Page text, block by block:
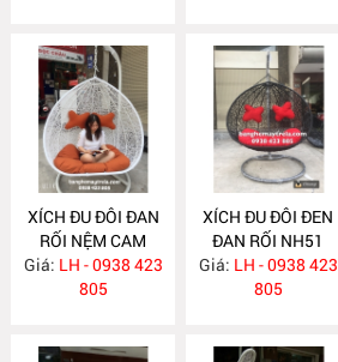
XÍCH ĐU ĐÔI ĐAN
RỐI NỆM CAM
ĐẤT NH73
Giá: LH - 0938 423
805
XÍCH ĐU ĐÔI ĐEN
ĐAN RỐI NH51
Giá: LH - 0938 423
805